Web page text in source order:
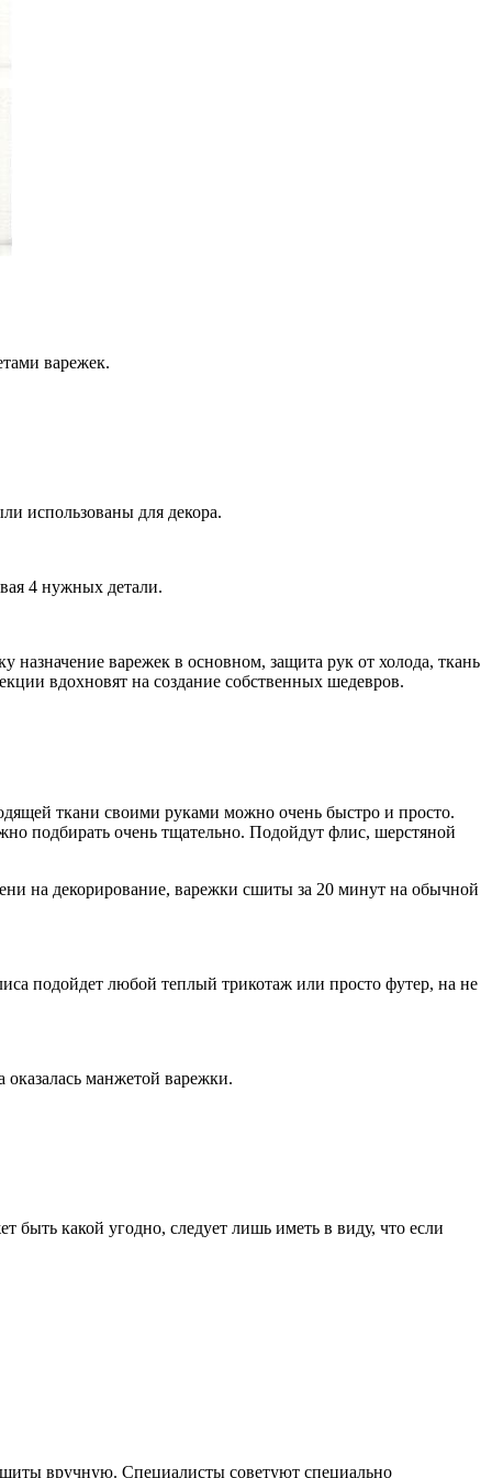
варежек.
использованы для декора.
4 нужных детали.
варежек в основном, защита рук от холода, ткань
вдохновят на создание собственных шедевров.
ткани своими руками можно очень быстро и просто.
подбирать очень тщательно. Подойдут флис, шерстяной
на декорирование, варежки сшиты за 20 минут на обычной
подойдет любой теплый трикотаж или просто футер, на не
манжетой варежки.
быть какой угодно, следует лишь иметь в виду, что если
вручную. Специалисты советуют специально